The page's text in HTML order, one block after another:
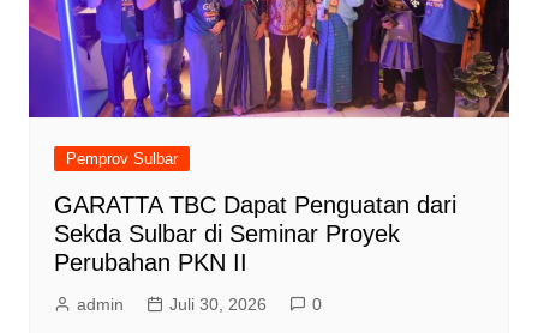
Pemprov Sulbar
GARATTA TBC Dapat Penguatan dari
Sekda Sulbar di Seminar Proyek
Perubahan PKN II
admin Juli 30, 2026 0